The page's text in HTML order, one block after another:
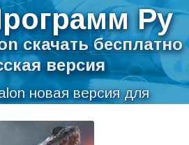
Ру
скачать бесплатно
версия
новая версия для
of Avalon бесплатно на
языке для Windows
к
содержимому